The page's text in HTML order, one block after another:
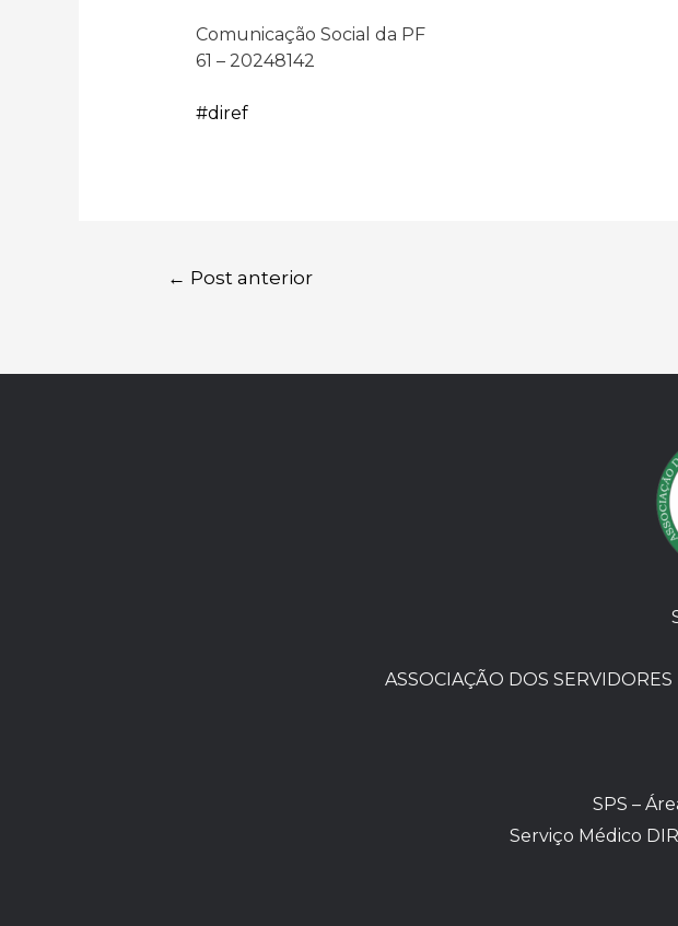
Comunicação Social da PF
61 – 20248142
#diref
navegação
← Post anterior
ASSOCIAÇÃO DOS
SPS –
Serviço Médico